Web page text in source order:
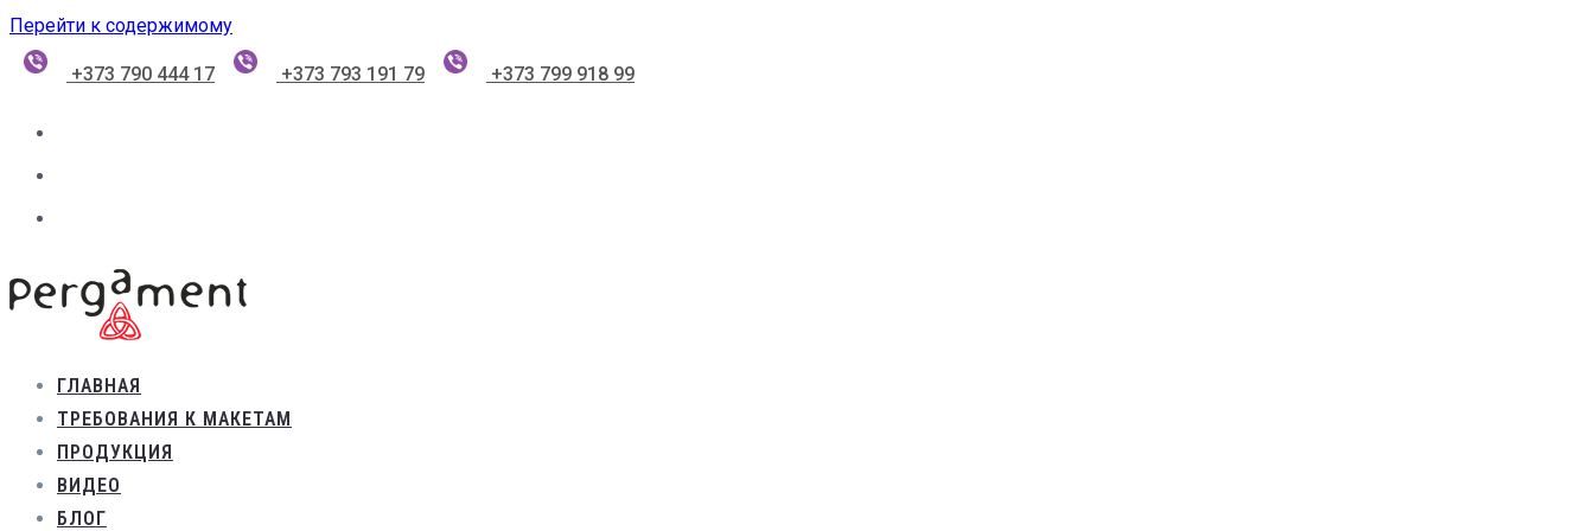
Перейти к содержимому
+373 790 444 17 +373 793 191 79 +373 799 918 99
ГЛАВНАЯ
ТРЕБОВАНИЯ К МАКЕТАМ
ПРОДУКЦИЯ
ВИДЕО
БЛОГ